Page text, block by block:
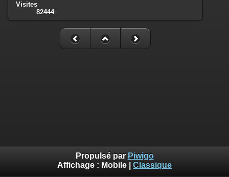
Visites
82444
Propulsé par Piwigo
Affichage : Mobile Classique